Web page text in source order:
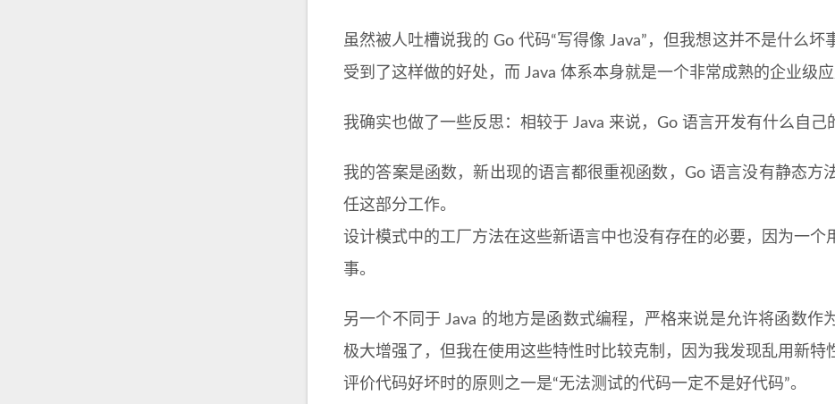
虽然被人吐槽说我的 Go 代码“写得像 Java”，但我想这并不是什么
受到了这样做的好处，而 Java 体系本身就是一个非常成熟的企业级
我确实也做了一些反思：相较于 Java 来说，Go 语言开发有什么自己
我的答案是函数，新出现的语言都很重视函数，Go 语言没有静态方
任这部分工作。
设计模式中的工厂方法在这些新语言中也没有存在的必要，因为一个
事。
另一个不同于 Java 的地方是函数式编程，严格来说是允许将函数作
极大增强了，但我在使用这些特性时比较克制，因为我发现乱用新特
评价代码好坏时的原则之一是“无法测试的代码一定不是好代码”。